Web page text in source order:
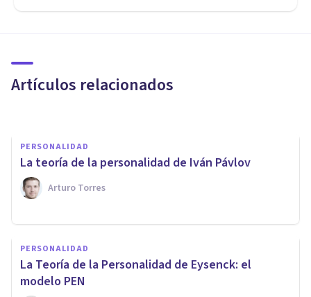
Artículos relacionados
de Albert Bandura
PERSONALIDAD
La teoría de la personalidad de Iván Pávlov
Arturo Torres
PERSONALIDAD
La Teoría de la Personalidad de Eysenck: el
modelo PEN
La Teoría de la Personalidad
que propuso Carl Rogers